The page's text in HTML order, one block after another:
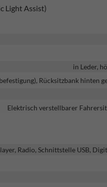
Light Assist)
in Leder,
Rücksitzbank hinten
Elektrisch verstellbarer
Radio, Schnittstelle USB,